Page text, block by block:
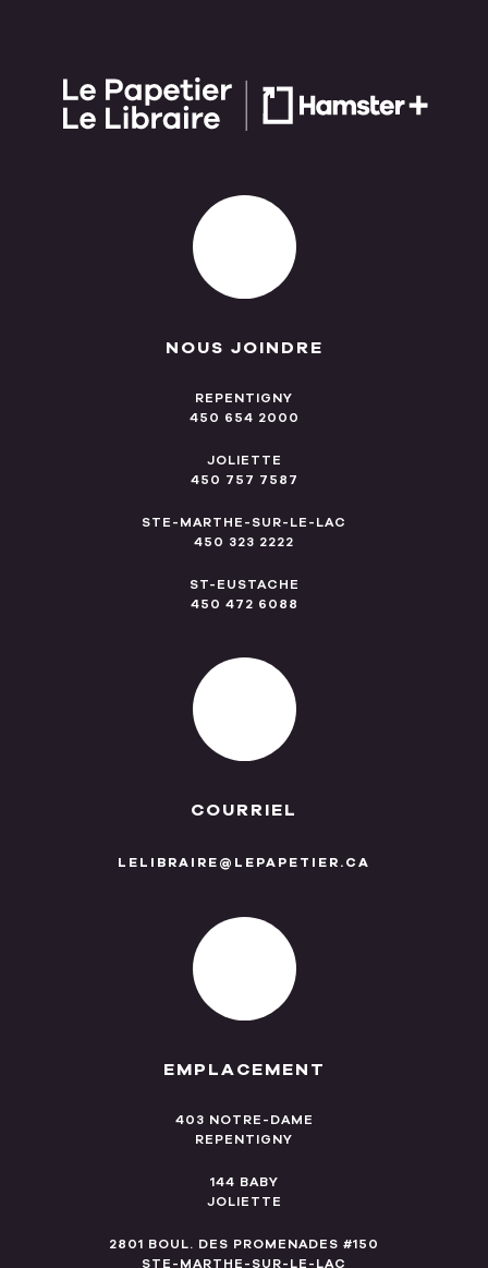
NOUS JOINDRE
REPENTIGNY
450 654 2000
JOLIETTE
450 757 7587
STE-MARTHE-SUR-LE-LAC
450 323 2222
ST-EUSTACHE
450 472 6088
COURRIEL
LELIBRAIRE@LEPAPETIER.CA
EMPLACEMENT
403 NOTRE-DAME
REPENTIGNY
144 BABY
JOLIETTE
2801 BOUL. DES PROMENADES #150
STE-MARTHE-SUR-LE-LAC